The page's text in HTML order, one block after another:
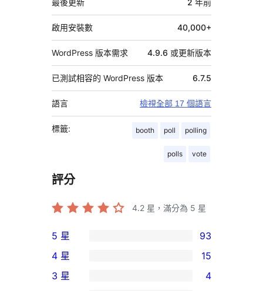
資
料
最後更新 2 年前
啟用安裝數 40,000+
WordPress 版本需求 4.9.6 或更新版本
已測試相容的 WordPress 版本 6.7.5
語言 檢視全部 17 個語言
標籤: booth poll polling
polls vote
評分
4.2 星，滿分為 5 星
93
個
5
5 星 93
個
4 星 15
4
3 星
4